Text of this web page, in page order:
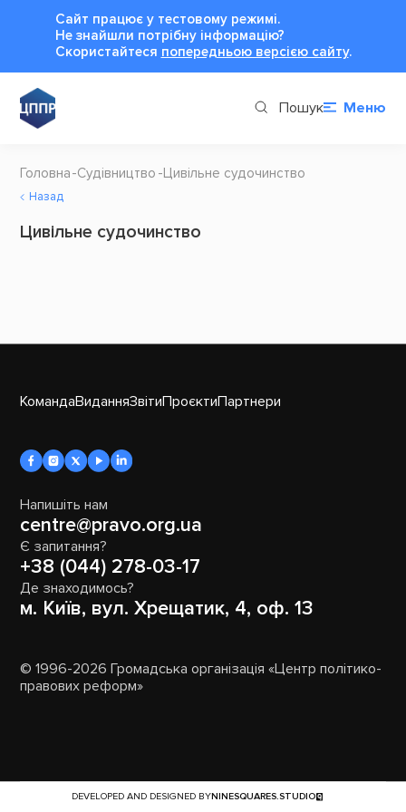
Сайт працює у тестовому режимі.
Не знайшли потрібну інформацію?
Cкористайтеся попередньою версією сайту.
Пошук Меню
Головна Судівництво Цивільне судочинство
Назад
Цивільне судочинство
КомандаВиданняЗвітиПроєктиПартнери
Напишіть нам
centre@pravo.org.ua
Є запитання?
+38 (044) 278-03-17
Де знаходимось?
м. Київ, вул. Хрещатик, 4, оф. 13
© 1996-2026 Громадська організація «Центр політико-
правових реформ»
DEVELOPED AND DESIGNED BYNINESQUARES.STUDIO